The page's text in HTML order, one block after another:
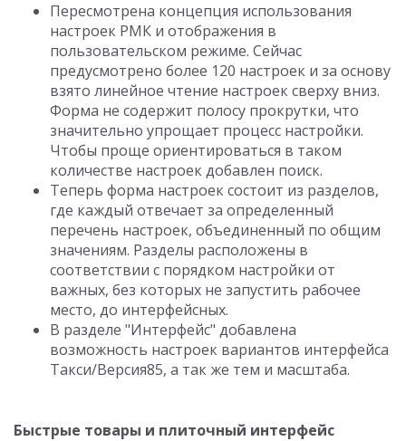
Пересмотрена концепция использования
настроек РМК и отображения в
пользовательском режиме. Сейчас
предусмотрено более 120 настроек и за основу
взято линейное чтение настроек сверху вниз.
Форма не содержит полосу прокрутки, что
значительно упрощает процесс настройки.
Чтобы проще ориентироваться в таком
количестве настроек добавлен поиск.
Теперь форма настроек состоит из разделов,
где каждый отвечает за определенный
перечень настроек, объединенный по общим
значениям. Разделы расположены в
соответствии с порядком настройки от
важных, без которых не запустить рабочее
место, до интерфейсных.
В разделе "Интерфейс" добавлена
возможность настроек вариантов интерфейса
Такси/Версия85, а так же тем и масштаба.
Быстрые товары и плиточный интерфейс